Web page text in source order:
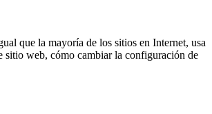
que la mayoría de los sitios en Internet, usa
sitio web, cómo cambiar la configuración de